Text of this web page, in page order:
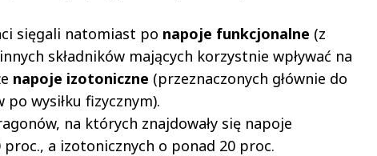
sięgali natomiast po napoje funkcjonalne (z
składników mających korzystnie wpływać na
napoje izotoniczne (przeznaczonych głównie do
wysiłku fizycznym).
na których znajdowały się napoje
a izotonicznych o ponad 20 proc.